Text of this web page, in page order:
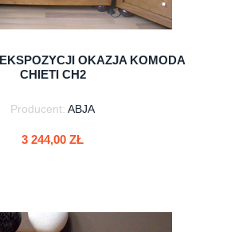
OKAZJA KOMODA
CHIETI CH2
Producent: ABJA
3 244,00 ZŁ